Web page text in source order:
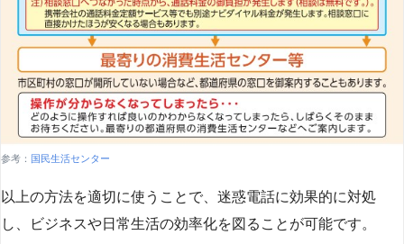
参考： 国民生活センター
以上の方法を適切に使うことで、迷惑電話に効果的に対処
し、ビジネスや日常生活の効率化を図ることが可能です。